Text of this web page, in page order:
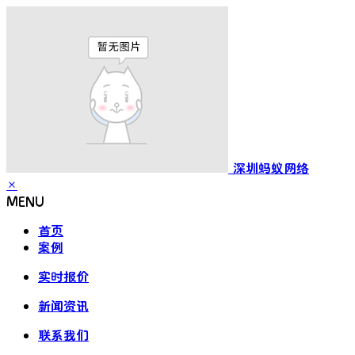
深圳蚂蚁网络
×
MENU
首页
案例
实时报价
新闻资讯
联系我们